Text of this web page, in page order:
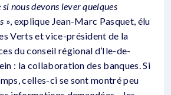
nous devons lever quelques
», explique Jean-Marc Pasquet, élu
Verts et vice-président de la
du conseil régional d’Ile-de-
: la collaboration des banques. Si
celles-ci se sont montré peu